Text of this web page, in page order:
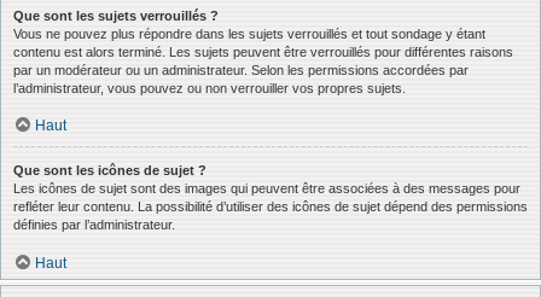
Que sont les sujets verrouillés ?
Vous ne pouvez plus répondre dans les sujets verrouillés et tout sondage y étant
contenu est alors terminé. Les sujets peuvent être verrouillés pour différentes raisons
par un modérateur ou un administrateur. Selon les permissions accordées par
l’administrateur, vous pouvez ou non verrouiller vos propres sujets.
Haut
Que sont les icônes de sujet ?
Les icônes de sujet sont des images qui peuvent être associées à des messages pour
refléter leur contenu. La possibilité d’utiliser des icônes de sujet dépend des permissions
définies par l’administrateur.
Haut